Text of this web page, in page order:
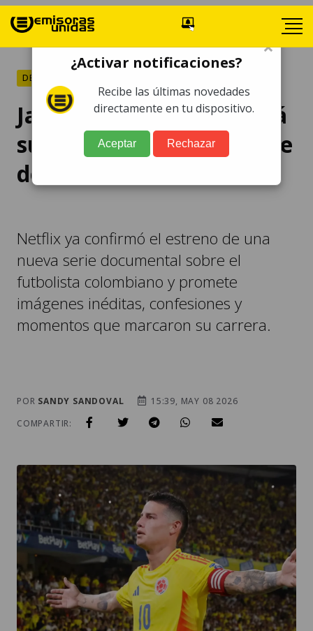
DEPORTES
James Rodríguez contará
su historia en nueva serie
documental de Netflix
Netflix ya confirmó el estreno de una
nueva serie documental sobre el
futbolista colombiano y promete
imágenes inéditas, confesiones y
momentos que marcaron su carrera.
POR SANDY SANDOVAL
15:39, MAY 08 2026
COMPARTIR:
×
¿Activar notificaciones?
Recibe las últimas novedades
directamente en tu dispositivo.
Aceptar Rechazar